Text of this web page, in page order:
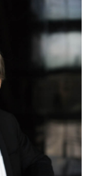
że żyjemy właśnie
już taki, jaki był.
linię ku
jest
swoją opowieść
zachowa
w momencie
nie opowiada o
i początek
jest